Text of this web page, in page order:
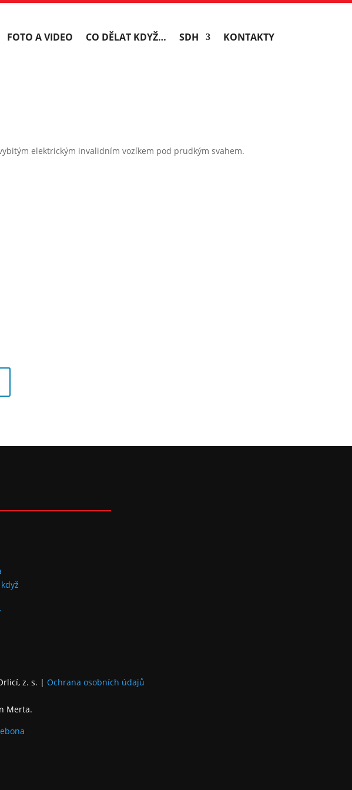
FOTO A VIDEO CO DĚLAT KDYŽ… SDH KONTAKTY
elektrickým invalidním vozíkem pod prudkým svahem.
z. s. | Ochrana osobních údajů
Merta.